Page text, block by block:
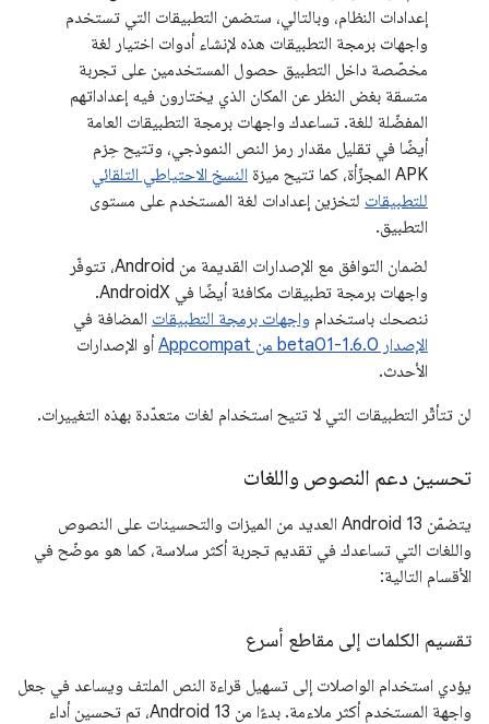
إعدادات النظام، وبالتالي، ستضمن التطبيقات التي تستخدم
واجهات برمجة التطبيقات هذه لإنشاء أدوات اختيار لغة
مخصّصة داخل التطبيق حصول المستخدمين على تجربة
متسقة بغض النظر عن المكان الذي يختارون فيه إعداداتهم
المفضّلة للغة. تساعدك واجهات برمجة التطبيقات العامة
أيضًا في تقليل مقدار رمز النص النموذجي، وتتيح حِزم
APK المجزّأة، كما تتيح ميزة
النسخ الاحتياطي التلقائي
للتطبيقات لتخزين إعدادات لغة المستخدم على مستوى
التطبيق.
لضمان التوافق مع الإصدارات القديمة من Android، تتوفّر
واجهات برمجة تطبيقات مكافئة أيضًا في AndroidX.
ننصحك باستخدام واجهات برمجة التطبيقات المضافة في
الإصدار 1.6.0-beta01 من Appcompat
أو الإصدارات
الأحدث.
لن تتأثّر التطبيقات التي لا تتيح استخدام لغات متعدّدة بهذه التغييرات.
تحسين دعم النصوص واللغات
يتضمّن Android 13 العديد من الميزات والتحسينات على النصوص
واللغات التي تساعدك في تقديم تجربة أكثر سلاسة، كما هو موضّح في
الأقسام التالية:
تقسيم الكلمات إلى مقاطع أسرع
يؤدي استخدام الواصلات إلى تسهيل قراءة النص الملتف ويساعد في جعل
واجهة المستخدم أكثر ملاءمة. بدءًا من Android 13، تم تحسين أداء